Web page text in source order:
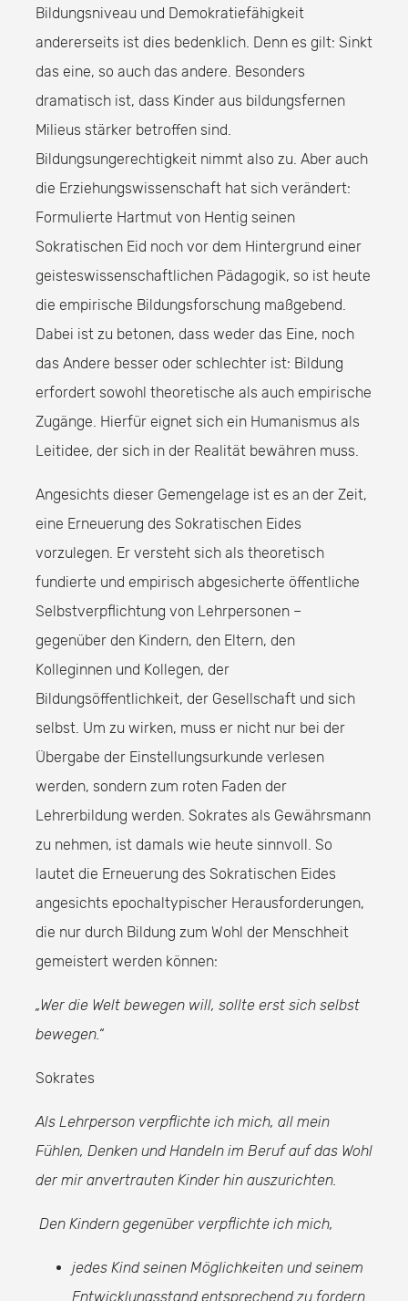
Bildungsniveau und Demokratiefähigkeit
andererseits ist dies bedenklich. Denn es gilt: Sinkt
das eine, so auch das andere. Besonders
dramatisch ist, dass Kinder aus bildungsfernen
Milieus stärker betroffen sind.
Bildungsungerechtigkeit nimmt also zu. Aber auch
die Erziehungswissenschaft hat sich verändert:
Formulierte Hartmut von Hentig seinen
Sokratischen Eid noch vor dem Hintergrund einer
geisteswissenschaftlichen Pädagogik, so ist heute
die empirische Bildungsforschung maßgebend.
Dabei ist zu betonen, dass weder das Eine, noch
das Andere besser oder schlechter ist: Bildung
erfordert sowohl theoretische als auch empirische
Zugänge. Hierfür eignet sich ein Humanismus als
Leitidee, der sich in der Realität bewähren muss.
Angesichts dieser Gemengelage ist es an der Zeit,
eine Erneuerung des Sokratischen Eides
vorzulegen. Er versteht sich als theoretisch
fundierte und empirisch abgesicherte öffentliche
Selbstverpflichtung von Lehrpersonen –
gegenüber den Kindern, den Eltern, den
Kolleginnen und Kollegen, der
Bildungsöffentlichkeit, der Gesellschaft und sich
selbst. Um zu wirken, muss er nicht nur bei der
Übergabe der Einstellungsurkunde verlesen
werden, sondern zum roten Faden der
Lehrerbildung werden. Sokrates als Gewährsmann
zu nehmen, ist damals wie heute sinnvoll. So
lautet die Erneuerung des Sokratischen Eides
angesichts epochaltypischer Herausforderungen,
die nur durch Bildung zum Wohl der Menschheit
gemeistert werden können:
„Wer die Welt bewegen will, sollte erst sich selbst
bewegen.“
Sokrates
Als Lehrperson verpflichte ich mich, all mein
Fühlen, Denken und Handeln im Beruf auf das Wohl
der mir anvertrauten Kinder hin auszurichten.
Den Kindern gegenüber verpflichte ich mich,
jedes Kind seinen Möglichkeiten und seinem
Entwicklungsstand entsprechend zu fordern